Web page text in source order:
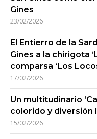
Gines
23/02/2026
El Entierro de la
Gines a la chirigota
comparsa ‘Los
17/02/2026
Un multitudinario
colorido y diversión
15/02/2026